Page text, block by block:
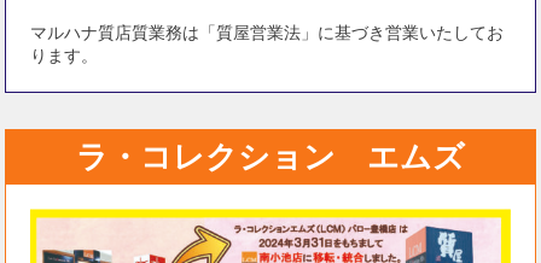
マルハナ質店質業務は「質屋営業法」に基づき営業いたしてお
ります。
ラ・コレクション エムズ